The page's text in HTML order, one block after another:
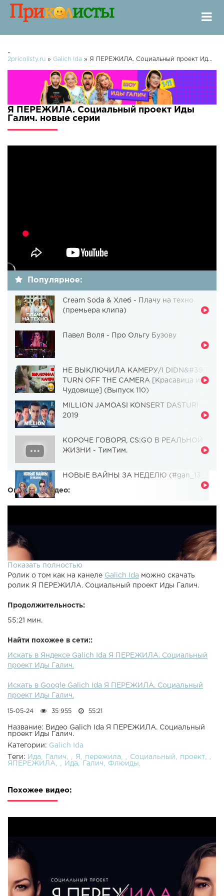
-
2pricolisty.ru » Galich Ida » Я ПЕРЕЖИЛА. Социальный проект Иды Галич.
Я ПЕРЕЖИЛА. Социальный проект Иды
Галич. новые серии
Популярное:
Cream Soda & Хлеб - Плачу на техно
(премьера клипа)
Павел Воля - Про Ольгу Бузову
НЕ ВЫКЛЮЧИЛА КАМЕРУ/I DIDN&#39;T
TURN OFF THE CAMERA [Красавица и
Чудовище] (Выпуск 110)
MILLION JAMOASI KONSERT DASTURI
2019
КОРОЧЕ ГОВОРЯ, CS:GO В РЕАЛЬНОЙ
ЖИЗНИ - ТимТим.
НОВЫЕ ВАЙНЫ ЗА НЕДЕЛЮ (#gan_13_)
Описание видео:
Показать полностью
Ролик о том как на канеле Galich Ida можно скачать
ролик Я ПЕРЕЖИЛА. Социальный проект Иды Галич.
Продолжительность:
55:21 мин.
Найти похожее в сети::
Искать в Яндексе Galich Ida Я ПЕРЕЖИЛА. Социальный
проект Иды Галич.
Искать в Google Galich Ida Я ПЕРЕЖИЛА. Социальный
проект Иды Галич.
15-05-24 35 955 55:21
Название: Видео Galich Ida Я ПЕРЕЖИЛА. Социальный
проект Иды Галич.
Категории: Galich Ida
Теги: Ида Галич Я пережила Социальный
проект
ЯПЕРЕЖИЛА
Ида Галич Флюиды
Похожее видео: